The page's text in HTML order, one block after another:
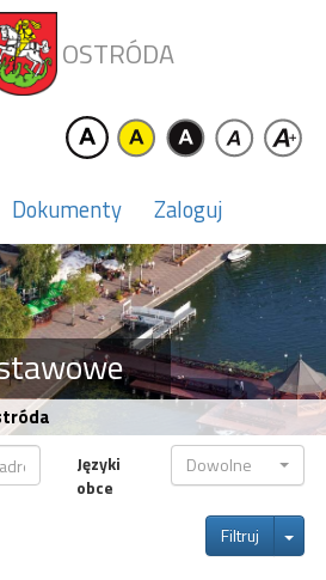
OSTRÓDA
Dokumenty Zaloguj
Języki
obce
Dowolne
Filtruj